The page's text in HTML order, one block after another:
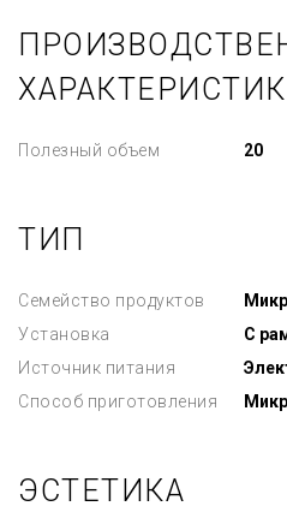
Полезный объем 20
ТИП
Семейство продуктов
Установка
С
Источник питания
Способ приготовления
ЭСТЕТИКА